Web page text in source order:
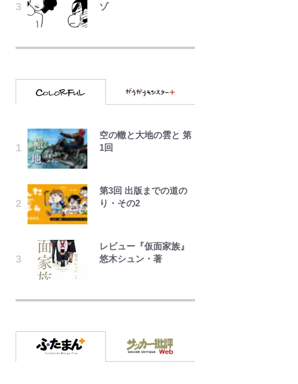
ゾ
減”告白後の背骨・肋骨
司にはDV巡る逮捕報道
ケメン近影に「顔パン
パンだったのに」反
村上佳菜子、“遠距離結
が足りない」不満を漏
らしていた過去も
空の轍と大地の雲と 第
1回
第3回 出版までの道の
り・その2
レビュー『仮面家族』
悠木シュン・著
に妊娠しました~詰んだ
です~ 第1話
公式-おっさん底辺治癒